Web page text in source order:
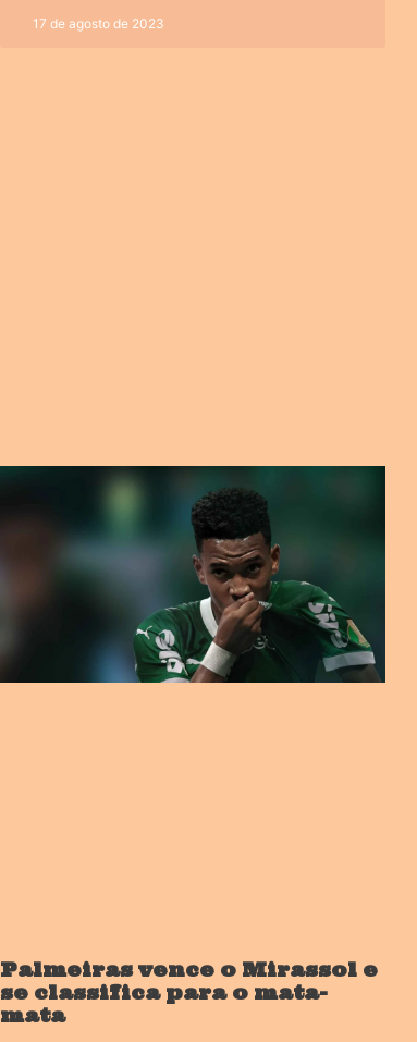
17 de agosto de 2023
Palmeiras vence o Mirassol e
se classifica para o mata-
mata